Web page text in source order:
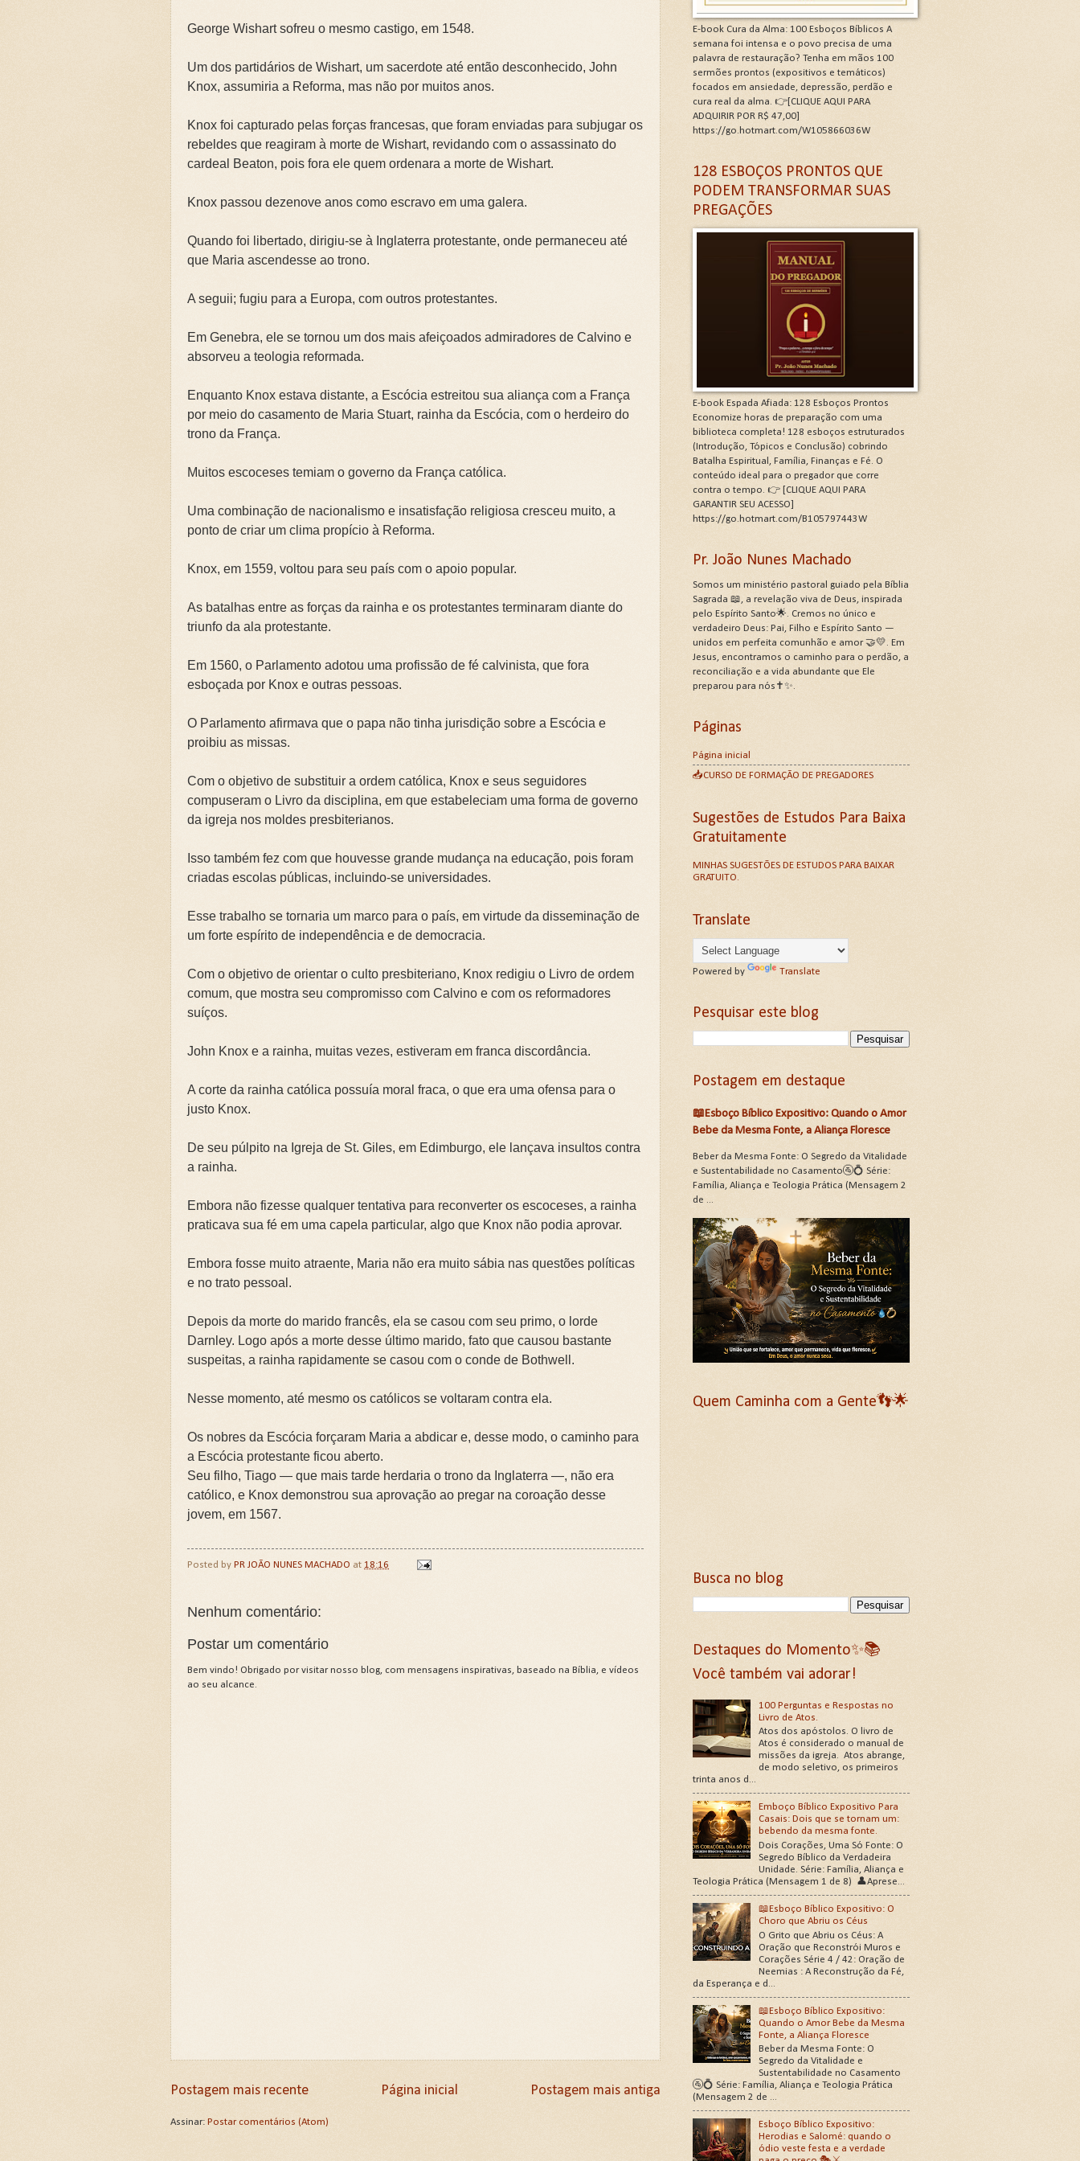
🌧️PRIMEIRA CAMPANHA: Caminhos de Gratidão e Renovação.Clique na letra G
📚SEGUNDA CAMPANHA: O CÓDIGO DA GRATIDÃO. Clique na letra G
📚TERCEIRA CAMPANHA 2026: As Doenças da Alma. Clique na letra G
🛡️CAMPANHA: Superando Gigantes da Alma. Clique na letra G
🌧️A IMPORTÂNCIA DA VIDA DA IGREJA PARA A EVANGELIZAÇÃO. Clique na letra G
George Wishart sofreu o mesmo castigo, em 1548.
Um dos partidários de Wishart, um sacerdote até então desconhecido, John
Knox, assumiria a Reforma, mas não por muitos anos.
Knox foi capturado pelas forças francesas, que foram enviadas para subjugar os
rebeldes que reagiram à morte de Wishart, revidando com o assassinato do
cardeal Beaton, pois fora ele quem ordenara a morte de Wishart.
Knox passou dezenove anos como escravo em uma galera.
Quando foi libertado, dirigiu-se à Inglaterra protestante, onde permaneceu até
que Maria ascendesse ao trono.
A seguii; fugiu para a Europa, com outros protestantes.
Em Genebra, ele se tornou um dos mais afeiçoados admiradores de Calvino e
absorveu a teologia reformada.
Enquanto Knox estava distante, a Escócia estreitou sua aliança com a França
por meio do casamento de Maria Stuart, rainha da Escócia, com o herdeiro do
trono da França.
Muitos escoceses temiam o governo da França católica.
Uma combinação de nacionalismo e insatisfação religiosa cresceu muito, a
ponto de criar um clima propício à Reforma.
Knox, em 1559, voltou para seu país com o apoio popular.
As batalhas entre as forças da rainha e os protestantes terminaram diante do
triunfo da ala protestante.
Em 1560, o Parlamento adotou uma profissão de fé calvinista, que fora
esboçada por Knox e outras pessoas.
O Parlamento afirmava que o papa não tinha jurisdição sobre a Escócia e
proibiu as missas.
Com o objetivo de substituir a ordem católica, Knox e seus seguidores
compuseram o Livro da disciplina, em que estabeleciam uma forma de governo
da igreja nos moldes presbiterianos.
Isso também fez com que houvesse grande mudança na educação, pois foram
criadas escolas públicas, incluindo-se universidades.
Esse trabalho se tornaria um marco para o país, em virtude da disseminação de
um forte espírito de independência e de democracia.
Com o objetivo de orientar o culto presbiteriano, Knox redigiu o Livro de ordem
comum, que mostra seu compromisso com Calvino e com os reformadores
suíços.
John Knox e a rainha, muitas vezes, estiveram em franca discordância.
A corte da rainha católica possuía moral fraca, o que era uma ofensa para o
justo Knox.
De seu púlpito na Igreja de St. Giles, em Edimburgo, ele lançava insultos contra
a rainha.
Embora não fizesse qualquer tentativa para reconverter os escoceses, a rainha
praticava sua fé em uma capela particular, algo que Knox não podia aprovar.
Embora fosse muito atraente, Maria não era muito sábia nas questões políticas
e no trato pessoal.
Depois da morte do marido francês, ela se casou com seu primo, o lorde
Darnley. Logo após a morte desse último marido, fato que causou bastante
suspeitas, a rainha rapidamente se casou com o conde de Bothwell.
Nesse momento, até mesmo os católicos se voltaram contra ela.
Os nobres da Escócia forçaram Maria a abdicar e, desse modo, o caminho para
a Escócia protestante ficou aberto.
Seu filho, Tiago — que mais tarde herdaria o trono da Inglaterra —, não era
católico, e Knox demonstrou sua aprovação ao pregar na coroação desse
jovem, em 1567.
Posted by PR JOÃO NUNES MACHADO at 18:16
Nenhum comentário:
Postar um comentário
Bem vindo! Obrigado por visitar nosso blog, com mensagens inspirativas, baseado na Bíblia, e vídeos
ao seu alcance.
Postagem mais recente Postagem mais antiga
Página inicial
Assinar: Postar comentários (Atom)
E-book Cura da Alma: 100 Esboços Bíblicos A
semana foi intensa e o povo precisa de uma
palavra de restauração? Tenha em mãos 100
sermões prontos (expositivos e temáticos)
focados em ansiedade, depressão, perdão e
cura real da alma. 👉[CLIQUE AQUI PARA
ADQUIRIR POR R$ 47,00]
https://go.hotmart.com/W105866036W
128 ESBOÇOS PRONTOS QUE
PODEM TRANSFORMAR SUAS
PREGAÇÕES
E-book Espada Afiada: 128 Esboços Prontos
Economize horas de preparação com uma
biblioteca completa! 128 esboços estruturados
(Introdução, Tópicos e Conclusão) cobrindo
Batalha Espiritual, Família, Finanças e Fé. O
conteúdo ideal para o pregador que corre
contra o tempo. 👉 [CLIQUE AQUI PARA
GARANTIR SEU ACESSO]
https://go.hotmart.com/B105797443W
Pr. João Nunes Machado
Somos um ministério pastoral guiado pela Bíblia
Sagrada 📖, a revelação viva de Deus, inspirada
pelo Espírito Santo🌟. Cremos no único e
verdadeiro Deus: Pai, Filho e Espírito Santo —
unidos em perfeita comunhão e amor 🤝💛. Em
Jesus, encontramos o caminho para o perdão, a
reconciliação e a vida abundante que Ele
preparou para nós✝️✨.
Páginas
Página inicial
📥CURSO DE FORMAÇÃO DE PREGADORES
Sugestões de Estudos Para Baixa
Gratuitamente
MINHAS SUGESTÕES DE ESTUDOS PARA BAIXAR
GRATUITO.
Translate
Powered by Translate
Pesquisar este blog
Postagem em destaque
📖Esboço Bíblico Expositivo: Quando o Amor
Bebe da Mesma Fonte, a Aliança Floresce
Beber da Mesma Fonte: O Segredo da Vitalidade
e Sustentabilidade no Casamento🚰💍 Série:
Família, Aliança e Teologia Prática (Mensagem 2
de ...
Quem Caminha com a Gente👣🌟
Busca no blog
Destaques do Momento✨📚
Você também vai adorar!
100 Perguntas e Respostas no
Livro de Atos.
Atos dos apóstolos. O livro de
Atos é considerado o manual de
missões da igreja. Atos abrange,
de modo seletivo, os primeiros
trinta anos d...
Emboço Bíblico Expositivo Para
Casais: Dois que se tornam um:
bebendo da mesma fonte.
Dois Corações, Uma Só Fonte: O
Segredo Bíblico da Verdadeira
Unidade. Série: Família, Aliança e
Teologia Prática (Mensagem 1 de 8) 👤Aprese...
📖Esboço Bíblico Expositivo: O
Choro que Abriu os Céus
O Grito que Abriu os Céus: A
Oração que Reconstrói Muros e
Corações Série 4 / 42: Oração de
Neemias : A Reconstrução da Fé,
da Esperança e d...
📖Esboço Bíblico Expositivo:
Quando o Amor Bebe da Mesma
Fonte, a Aliança Floresce
Beber da Mesma Fonte: O
Segredo da Vitalidade e
Sustentabilidade no Casamento
🚰💍 Série: Família, Aliança e Teologia Prática
(Mensagem 2 de ...
Esboço Bíblico Expositivo:
Herodias e Salomé: quando o
ódio veste festa e a verdade